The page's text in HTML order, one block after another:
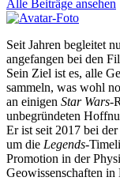
Alle Beiträge ansehen
Seit Jahren begleitet
angefangen bei den
Sein Ziel ist es, alle
sammeln, was wohl
an einigen Star Wars-
unbegründeten
Er ist seit 2017 bei
um die Legends-
Promotion in der
Geowissenschaften in